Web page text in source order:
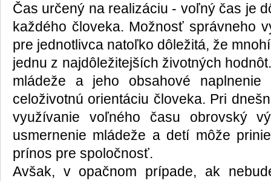
Čas určený na realizáciu - voľný čas je
každého človeka. Možnosť správneho
pre jednotlivca natoľko dôležitá, že
jednu z najdôležitejších životných
mládeže a jeho obsahové
celoživotnú orientáciu človeka. Pri
využívanie voľného času obrovský
usmernenie mládeže a detí môže
prínos pre spoločnosť.
Avšak, v opačnom prípade, ak